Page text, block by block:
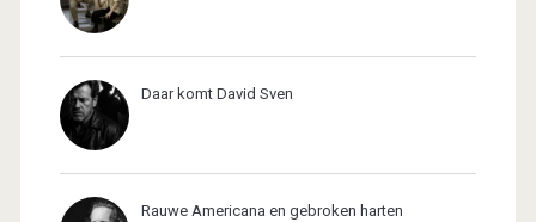
Daar komt David Sven
Rauwe Americana en gebroken harten